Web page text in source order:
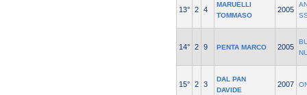
13° 2 4
MARUELLI
TOMMASO
2005
14° 2 9 PENTA MARCO 2005
15° 2 3
DAL PAN
DAVIDE
2007